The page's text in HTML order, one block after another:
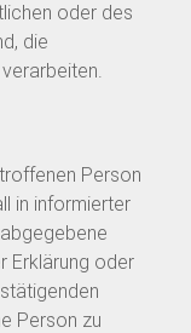
oder des
die
Person
in informierter
Erklärung oder
Person zu